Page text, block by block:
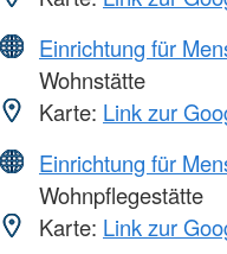
Einrichtung für
Wohnstätte
Karte: Link zur
Einrichtung für
Wohnpflegestätte
Karte: Link zur